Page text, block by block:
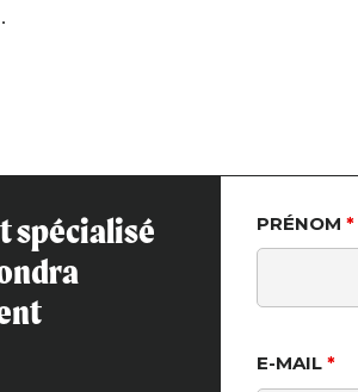
spécialisé
PRÉNOM *
E-MAIL *